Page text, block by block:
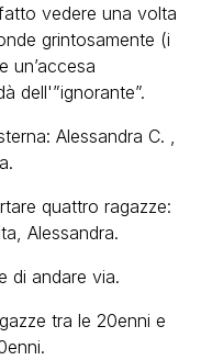
vedere una volta
grintosamente (i
un’accesa
dell'”ignorante”.
Alessandra C. ,
quattro ragazze:
Alessandra.
di andare via.
tra le 20enni e